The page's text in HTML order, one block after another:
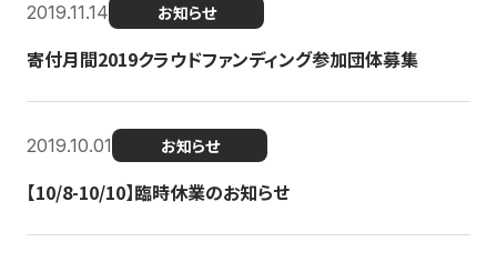
2019.11.14 お知らせ
寄付月間2019クラウドファンディング参加団体募集
2019.10.01 お知らせ
【10/8-10/10】臨時休業のお知らせ